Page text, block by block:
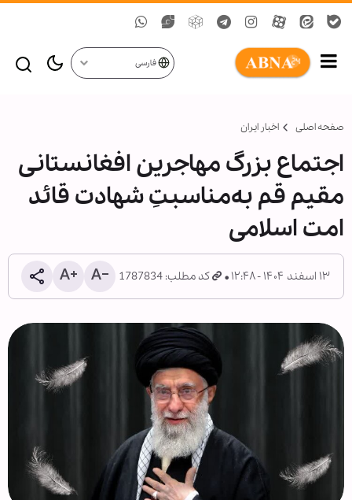
فارسی
صفحه اصلی اخبار ایران
اجتماع بزرگ مهاجرین افغانستانی
مقیم قم به‌مناسبتِ شهادت قائد
امت اسلامی
۱۳ اسفند ۱۴۰۴ - ۱۲:۴۸ کد مطلب: 1787834